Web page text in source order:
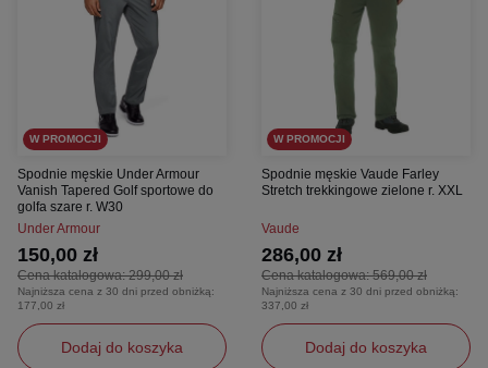
W PROMOCJI
Spodnie męskie Under Armour
Vanish Tapered Golf sportowe do
golfa szare r. W30
Under Armour
Cena katalogowa:299,00 zł
150,00 zł
Najniższa cena z 30 dni przed obniżką:
177,00 zł
Dodaj do koszyka
W PROMOCJI
Spodnie męskie Vaude Farley
Stretch trekkingowe zielone r. XXL
Vaude
Cena katalogowa:569,00 zł
286,00 zł
Najniższa cena z 30 dni przed obniżką:
337,00 zł
Dodaj do koszyka